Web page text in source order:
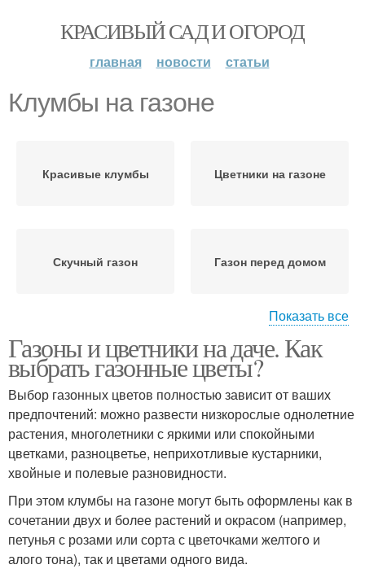
КРАСИВЫЙ САД И ОГОРОД
главная новости статьи
Клумбы на газоне
Красивые клумбы Цветники на газоне
Скучный газон Газон перед домом
Газон на даче Гравийная клумба
Ковровая клумба Круглая клумба
Бордюры для клумб Оригинальная клумба
Показать все
Газоны и цветники на даче. Как
выбрать газонные цветы?
Выбор газонных цветов полностью зависит от ваших
предпочтений: можно развести низкорослые однолетние
растения, многолетники с яркими или спокойными
цветками, разноцветье, неприхотливые кустарники,
хвойные и полевые разновидности.
При этом клумбы на газоне могут быть оформлены как в
сочетании двух и более растений и окрасом (например,
петунья с розами или сорта с цветочками желтого и
алого тона), так и цветами одного вида.